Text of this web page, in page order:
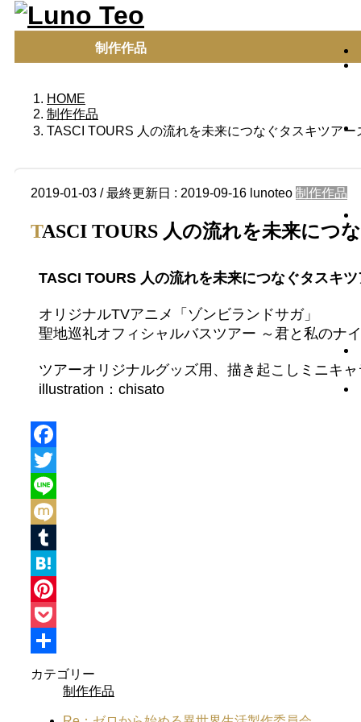
制作作品
HOME
制作作品
TASCI TOURS 人の流れを未来につなぐタスキツアー
2019-01-03 / 最終更新日 : 2019-09-16 lunoteo 制作作品
TASCI TOURS 人の流れを未来につ
TASCI TOURS 人の流れを未来につなぐタスキツ
オリジナルTVアニメ「ゾンビランドサガ」
聖地巡礼オフィシャルバスツアー ～君と私のナ
ツアーオリジナルグッズ用、描き起こしミニキ
illustration：chisato
Facebook
Twitter
Line
Mixi
Tumblr
Hatena
Pinterest
Pocket
共
カテゴリー
制作作品